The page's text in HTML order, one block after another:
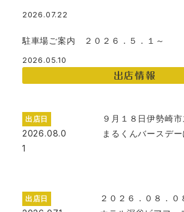
2026.07.22
駐車場ご案内 ２０２６．５．１～
2026.05.10
出店情報
出店日
2026.08.0
1
９月１８日伊勢崎
まるくんバースデ
出店日
２０２６．０８．０